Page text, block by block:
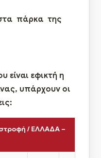
πάρκα της
είναι εφικτή η
υπάρχουν οι
/ ΕΛΛΑΔΑ –